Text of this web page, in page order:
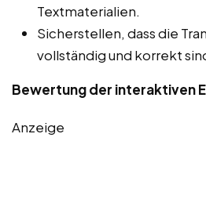
Textmaterialien.
Sicherstellen, dass die
vollständig und korrekt
Bewertung der interaktiven
Anzeige